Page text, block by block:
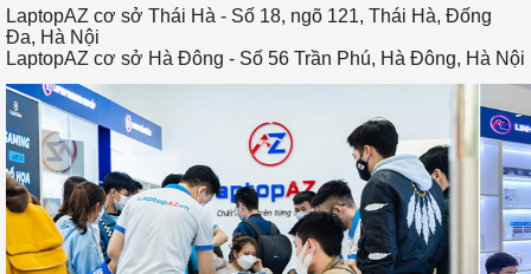
LaptopAZ cơ sở Thái Hà - Số 18, ngõ 121, Thái Hà, Đống
Đa, Hà Nội
LaptopAZ cơ sở Hà Đông - Số 56 Trần Phú, Hà Đông, Hà Nội